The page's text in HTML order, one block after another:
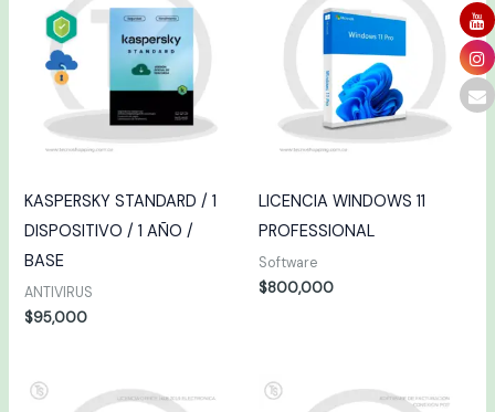
KASPERSKY STANDARD / 1
DISPOSITIVO / 1 AÑO /
BASE
ANTIVIRUS
$95,000
LICENCIA WINDOWS 11
PROFESSIONAL
Software
$800,000